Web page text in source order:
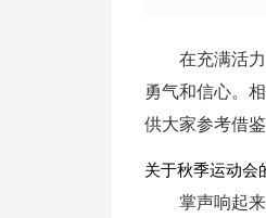
在充满活
勇气和信心。
供大家参考借
关于秋季运动会
掌声响起